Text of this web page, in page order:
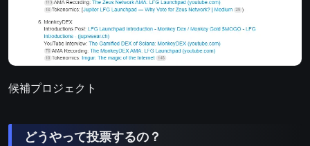
候補プロジェクト
どうやって投票するの？